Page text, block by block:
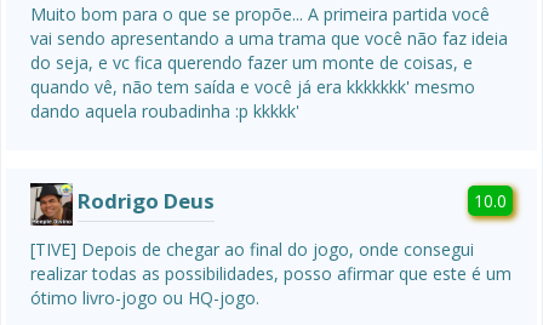
Muito bom para o que se propõe... A primeira partida você
vai sendo apresentando a uma trama que você não faz ideia
do seja, e vc fica querendo fazer um monte de coisas, e
quando vê, não tem saída e você já era kkkkkkk' mesmo
dando aquela roubadinha :p kkkkk'
Rodrigo Deus 10.0
[TIVE] Depois de chegar ao final do jogo, onde consegui
realizar todas as possibilidades, posso afirmar que este é um
ótimo livro-jogo ou HQ-jogo.